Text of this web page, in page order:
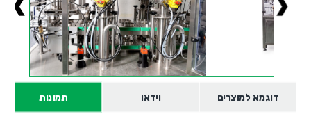
תמונות וידאו דוגמא למוצרים